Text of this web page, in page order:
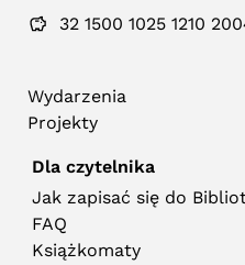
32 1500 1025 1210
Wydarzenia
Projekty
Dla czytelnika
Jak zapisać się do
FAQ
Książkomaty